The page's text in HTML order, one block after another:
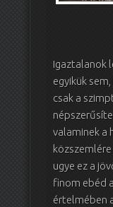
Igaztalanok
egyikük
csak a
valaminek a
ugye ez a
finom ebéd
értelmében